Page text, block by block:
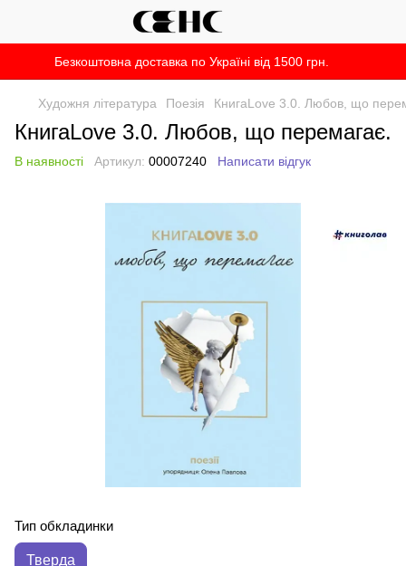
Безкоштовна доставка по Україні від 1500 грн.
Художня література Поезія КнигаLove 3.0. Любов, що
КнигаLove 3.0. Любов, що перемагає.
В наявності Артикул: 00007240 Написати відгук
Тип обкладинки
Тверда